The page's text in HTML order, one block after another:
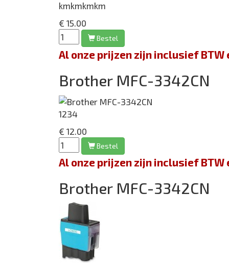
kmkmkmkm
€ 15.00
Bestel
Al onze prijzen zijn inclusief
Brother MFC-3342CN
1234
€ 12.00
Bestel
Al onze prijzen zijn inclusief
Brother MFC-3342CN